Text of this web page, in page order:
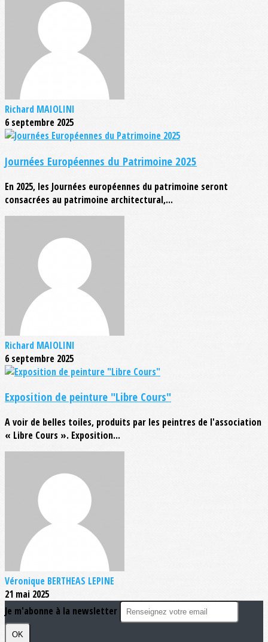
Richard MAIOLINI
6 septembre 2025
Journées Européennes du Patrimoine 2025
En 2025, les Journées européennes du patrimoine seront
consacrées au patrimoine architectural,...
Richard MAIOLINI
6 septembre 2025
Exposition de peinture "Libre Cours"
A voir de belles toiles, produits par les peintres de l'association
« Libre Cours ». Exposition...
Véronique BERTHEAS LEPINE
21 mai 2025
Je m'abonne à la newsletter
OK